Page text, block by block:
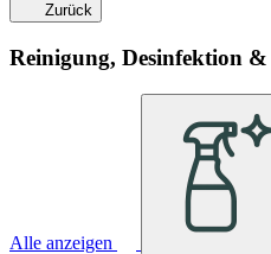
Zurück
Reinigung, Desinfektion
Alle anzeigen